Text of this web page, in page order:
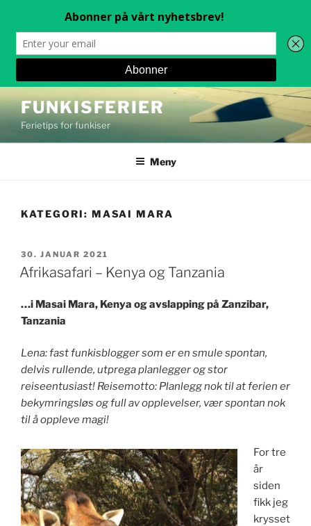
til
innhold
FUNKISFERIER
Ferietips for funkiser
Meny
KATEGORI: MASAI MARA
PUBLISERT
30. JANUAR 2021
Afrikasafari – Kenya og Tanzania
…i Masai Mara, Kenya og avslapping på Zanzibar,
Tanzania
Lena: fast funkisblogger som er en smule spontan,
delvis rullende, utprega planlegger og stor
reiseentusiast! Reisemotto: Planlegg nok til at ferien er
bekymringsløs og full av opplevelser, vær spontan nok
til å oppleve magi!
For tre
år
siden
fikk jeg
krysset